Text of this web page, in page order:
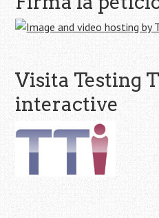
Visita Testing
interactive